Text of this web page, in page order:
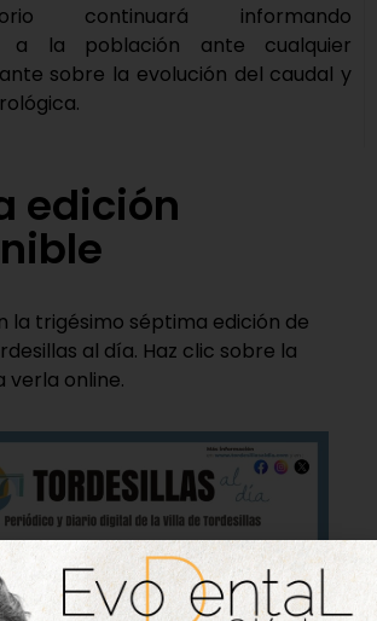
continuará informando
a la población ante cualquier
sobre la evolución del caudal y
edición
la trigésimo séptima edición de
al día. Haz clic sobre la
verla online.